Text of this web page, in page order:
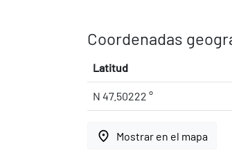
Coordenadas
Latitud
N 47.50222 °
place Mostrar en el mapa